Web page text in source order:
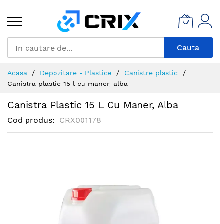
Continut
Cauta
Acasa Depozitare - Plastice
Canistre plastic
Canistra plastic 15 l cu maner, alba
Canistra Plastic 15 L Cu Maner, Alba
Cod produs CRX001178